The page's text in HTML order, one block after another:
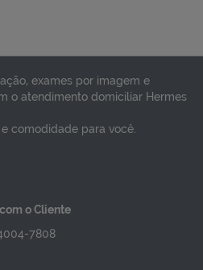
exames por imagem e
o atendimento domiciliar Hermes
comodidade para você.
o Cliente
7808